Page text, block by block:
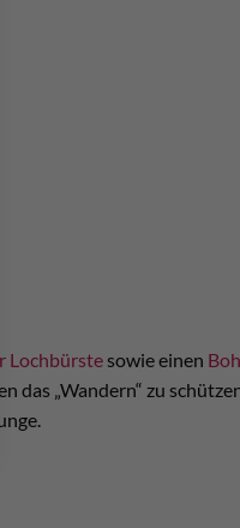
Lochbürste sowie einen
das „Wandern“ zu